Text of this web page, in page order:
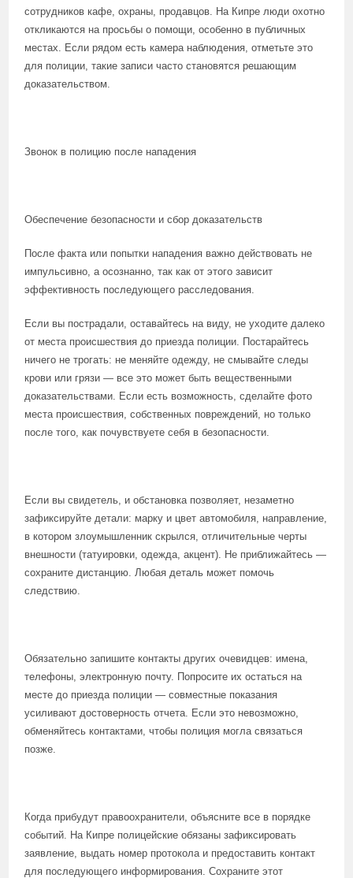
сотрудников кафе, охраны, продавцов. На Кипре люди охотно
откликаются на просьбы о помощи, особенно в публичных
местах. Если рядом есть камера наблюдения, отметьте это
для полиции, такие записи часто становятся решающим
доказательством.
Звонок в полицию после нападения
Обеспечение безопасности и сбор доказательств
После факта или попытки нападения важно действовать не
импульсивно, а осознанно, так как от этого зависит
эффективность последующего расследования.
Если вы пострадали, оставайтесь на виду, не уходите далеко
от места происшествия до приезда полиции. Постарайтесь
ничего не трогать: не меняйте одежду, не смывайте следы
крови или грязи — все это может быть вещественными
доказательствами. Если есть возможность, сделайте фото
места происшествия, собственных повреждений, но только
после того, как почувствуете себя в безопасности.
Если вы свидетель, и обстановка позволяет, незаметно
зафиксируйте детали: марку и цвет автомобиля, направление,
в котором злоумышленник скрылся, отличительные черты
внешности (татуировки, одежда, акцент). Не приближайтесь —
сохраните дистанцию. Любая деталь может помочь
следствию.
Обязательно запишите контакты других очевидцев: имена,
телефоны, электронную почту. Попросите их остаться на
месте до приезда полиции — совместные показания
усиливают достоверность отчета. Если это невозможно,
обменяйтесь контактами, чтобы полиция могла связаться
позже.
Когда прибудут правоохранители, объясните все в порядке
событий. На Кипре полицейские обязаны зафиксировать
заявление, выдать номер протокола и предоставить контакт
для последующего информирования. Сохраните этот